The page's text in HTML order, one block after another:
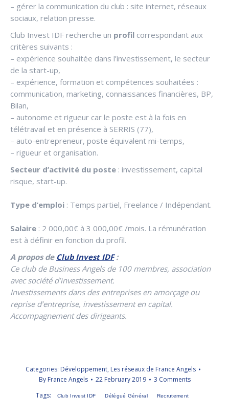
– gérer la communication du club : site internet, réseaux
sociaux, relation presse.
Club Invest IDF recherche un profil correspondant aux
critères suivants :
– expérience souhaitée dans l’investissement, le secteur
de la start-up,
– expérience, formation et compétences souhaitées :
communication, marketing, connaissances financières, BP,
Bilan,
– autonome et rigueur car le poste est à la fois en
télétravail et en présence à SERRIS (77),
– auto-entrepreneur, poste équivalent mi-temps,
– rigueur et organisation.
Secteur d’activité du poste : investissement, capital
risque, start-up.
Type d’emploi : Temps partiel, Freelance / Indépendant.
Salaire : 2 000,00€ à 3 000,00€ /mois. La rémunération
est à définir en fonction du profil.
A propos de Club Invest IDF:
Ce club de Business Angels de 100 membres, association
avec société d’investissement.
Investissements dans des entreprises en amorçage ou
reprise d’entreprise, investissement en capital.
Accompagnement des dirigeants.
Categories: Développement, Les réseaux de France Angels
By France Angels 22 February 2019
3 Comments
Tags:
Club Invest IDF Délégué Général Recrutement